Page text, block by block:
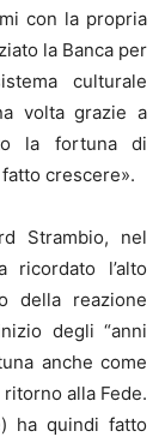
con la propria
la Banca per
culturale
volta grazie a
la fortuna di
crescere».
Strambio, nel
ricordato l’alto
della reazione
degli “anni
anche come
alla Fede.
ha quindi fatto